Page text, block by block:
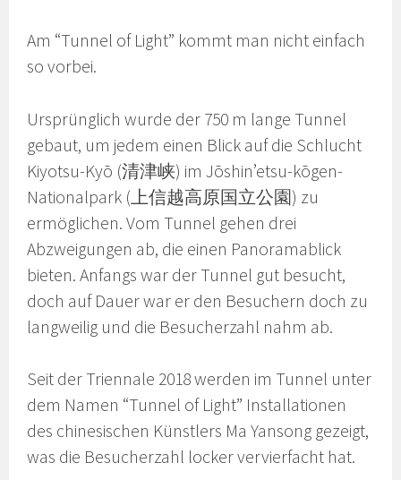
Am “Tunnel of Light” kommt man nicht einfach
so vorbei.
Ursprünglich wurde der 750 m lange Tunnel
gebaut, um jedem einen Blick auf die Schlucht
Kiyotsu-Kyō (清津峡) im Jōshin’etsu-kōgen-
Nationalpark (上信越高原国立公園) zu
ermöglichen. Vom Tunnel gehen drei
Abzweigungen ab, die einen Panoramablick
bieten. Anfangs war der Tunnel gut besucht,
doch auf Dauer war er den Besuchern doch zu
langweilig und die Besucherzahl nahm ab.
Seit der Triennale 2018 werden im Tunnel unter
dem Namen “Tunnel of Light” Installationen
des chinesischen Künstlers Ma Yansong gezeigt,
was die Besucherzahl locker vervierfacht hat.